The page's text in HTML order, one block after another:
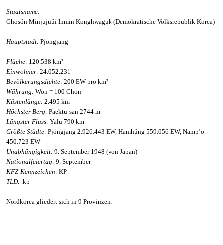
Staatsname:
Chosŏn Minjujuŭi Inmin Konghwaguk (Demokratische Volksrepublik Korea)
Hauptstadt: Pjöngjang
Fläche: 120.538 km²
Einwohner: 24.052.231
Bevölkerungsdichte: 200 EW pro km²
Währung: Won = 100 Chon
Küstenlänge: 2.495 km
Höchster Berg: Paektu-san 2744 m
Längster Fluss: Yalu 790 km
Größte Städte: Pjöngjang 2.926.443 EW, Hamhŭng 559.056 EW, Namp’o
450.723 EW
Unabhängigkeit: 9. September 1948 (von Japan)
Nationalfeiertag: 9. September
KFZ-Kennzeichen: KP
TLD: .kp
Nordkorea gliedert sich in 9 Provinzen: